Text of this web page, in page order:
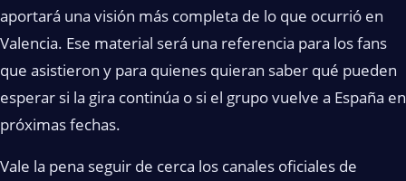
aportará una visión más completa de lo que ocurrió en
Valencia. Ese material será una referencia para los fans
que asistieron y para quienes quieran saber qué pueden
esperar si la gira continúa o si el grupo vuelve a España en
próximas fechas.
Vale la pena seguir de cerca los canales oficiales de